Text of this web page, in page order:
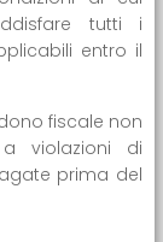
tutti i
entro il
fiscale non
violazioni di
prima del